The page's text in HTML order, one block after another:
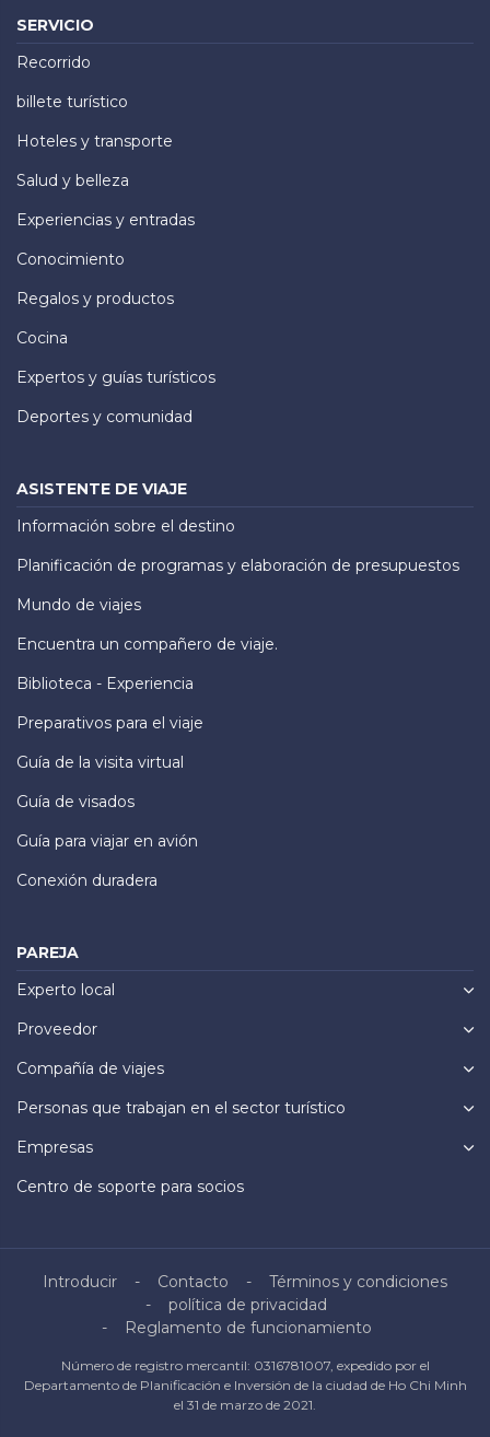
SERVICIO
Recorrido
billete turístico
Hoteles y transporte
Salud y belleza
Experiencias y entradas
Conocimiento
Regalos y productos
Cocina
Expertos y guías turísticos
Deportes y comunidad
ASISTENTE DE VIAJE
Información sobre el destino
Planificación de programas y elaboración de presupuestos
Mundo de viajes
Encuentra un compañero de viaje.
Biblioteca - Experiencia
Preparativos para el viaje
Guía de la visita virtual
Guía de visados
Guía para viajar en avión
Conexión duradera
PAREJA
Experto local
Proveedor
Compañía de viajes
Personas que trabajan en el sector turístico
Empresas
Centro de soporte para socios
Introducir Contacto
Términos y condiciones
política de privacidad
Reglamento de funcionamiento
Número de registro mercantil: 0316781007, expedido por el
Departamento de Planificación e Inversión de la ciudad de Ho Chi Minh
el 31 de marzo de 2021.